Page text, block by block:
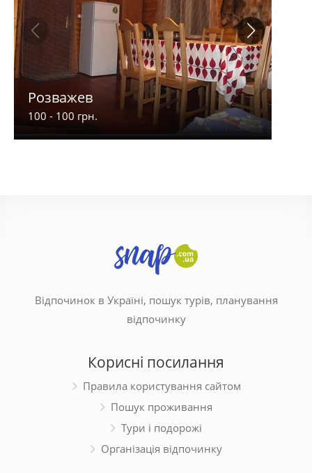
Розважев
100 - 100 грн.
Відпочинок в Україні, пошук турів, планування
відпочинку
Корисні посилання
Правила користування сайтом
Пошук проживання
Тури і подорожі
Організація відпочинку